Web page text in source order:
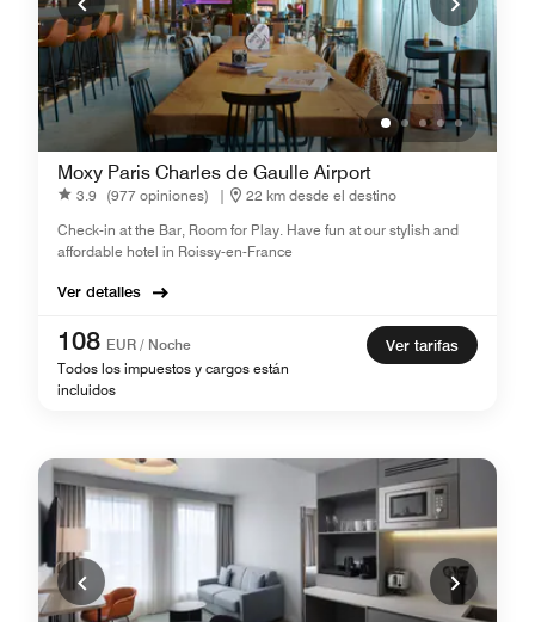
Moxy Paris Charles de Gaulle Airport
3.9 (977 opiniones) |
22 km desde el destino
Check-in at the Bar, Room for Play. Have fun at our stylish and
affordable hotel in Roissy-en-France
Ver detalles
108 EUR / Noche
Todos los impuestos y cargos están
incluidos
Ver tarifas